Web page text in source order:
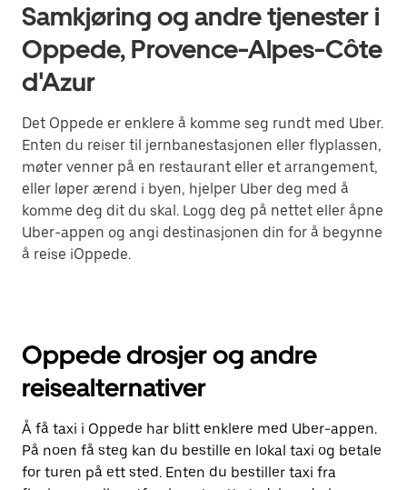
Samkjøring og andre tjenester i
Oppede, Provence-Alpes-Côte
d'Azur
Det Oppede er enklere å komme seg rundt med Uber.
Enten du reiser til jernbanestasjonen eller flyplassen,
møter venner på en restaurant eller et arrangement,
eller løper ærend i byen, hjelper Uber deg med å
komme deg dit du skal. Logg deg på nettet eller åpne
Uber-appen og angi destinasjonen din for å begynne
å reise iOppede.
Oppede drosjer og andre
reisealternativer
Å få taxi i Oppede har blitt enklere med Uber-appen.
På noen få steg kan du bestille en lokal taxi og betale
for turen på ett sted. Enten du bestiller taxi fra